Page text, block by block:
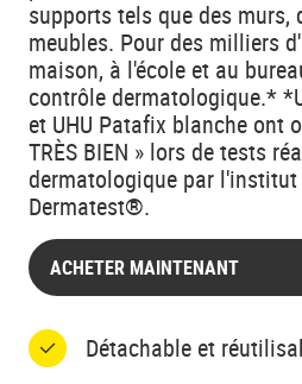
supports tels que des murs,
meubles. Pour des milliers
maison, à l'école et au
contrôle dermatologique.*
et UHU Patafix blanche ont
TRÈS BIEN » lors de tests
dermatologique par
Dermatest®.
ACHETER MAINTENANT
Détachable et